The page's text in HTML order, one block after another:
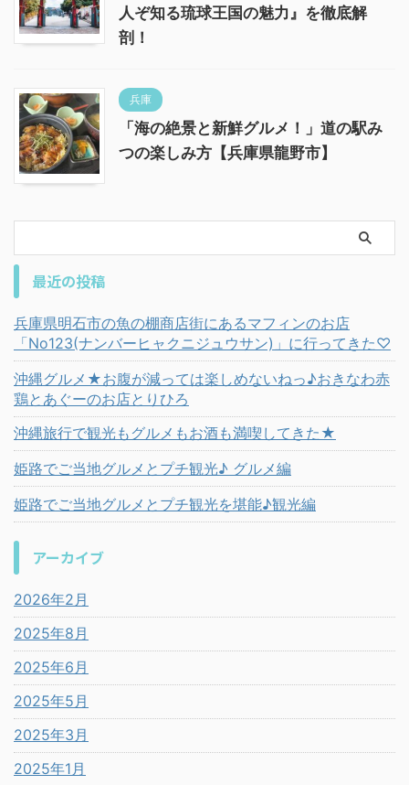
人ぞ知る琉球王国の魅力』を徹底解
剖！
兵庫
「海の絶景と新鮮グルメ！」道の駅み
つの楽しみ方【兵庫県龍野市】
最近の投稿
兵庫県明石市の魚の棚商店街にあるマフィンのお店
「No123(ナンバーヒャクニジュウサン)」に行ってきた♡
沖縄グルメ★お腹が減っては楽しめないねっ♪おきなわ赤
鶏とあぐーのお店とりひろ
沖縄旅行で観光もグルメもお酒も満喫してきた★
姫路でご当地グルメとプチ観光♪ グルメ編
姫路でご当地グルメとプチ観光を堪能♪観光編
アーカイブ
2026年2月
2025年8月
2025年6月
2025年5月
2025年3月
2025年1月